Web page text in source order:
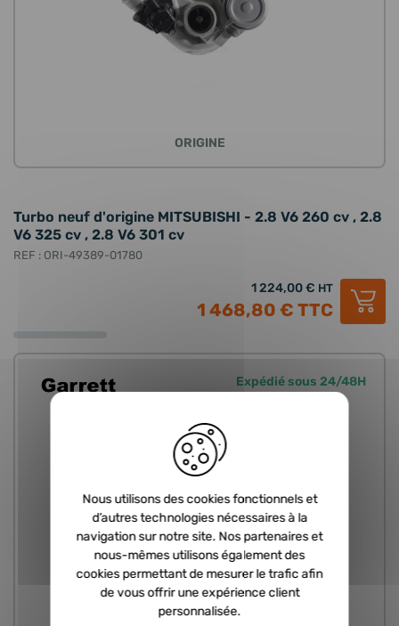
ORIGINE
Turbo neuf d'origine MITSUBISHI - 2.8 V6 260 cv , 2.8
V6 325 cv , 2.8 V6 301 cv
REF : ORI-49389-01780
1 224,00 € HT
1 468,80 € TTC
Expédié sous 24/48H
Nous utilisons des cookies fonctionnels et
d’autres technologies nécessaires à la
navigation sur notre site. Nos partenaires et
nous-mêmes utilisons également des
cookies permettant de mesurer le trafic afin
de vous offrir une expérience client
personnalisée.